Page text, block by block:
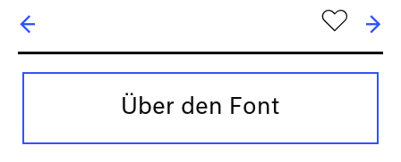
→ Sack
h
Über den Font